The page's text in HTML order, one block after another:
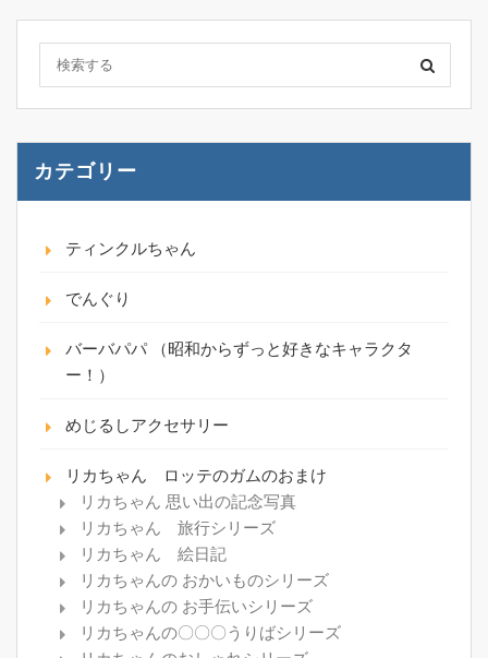
カテゴリー
ティンクルちゃん
でんぐり
バーバパパ （昭和からずっと好きなキャラクタ
ー！）
めじるしアクセサリー
リカちゃん ロッテのガムのおまけ
リカちゃん 思い出の記念写真
リカちゃん 旅行シリーズ
リカちゃん 絵日記
リカちゃんの おかいものシリーズ
リカちゃんの お手伝いシリーズ
リカちゃんの〇〇〇うりばシリーズ